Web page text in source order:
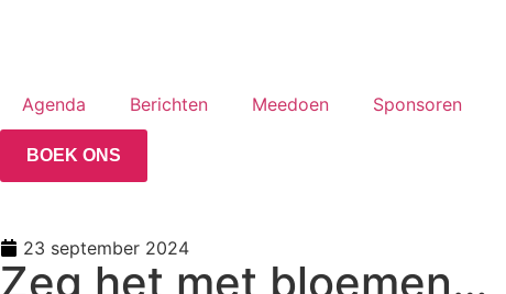
Agenda Berichten Meedoen Sponsoren
BOEK ONS
23 september 2024
Zeg het met bloemen…